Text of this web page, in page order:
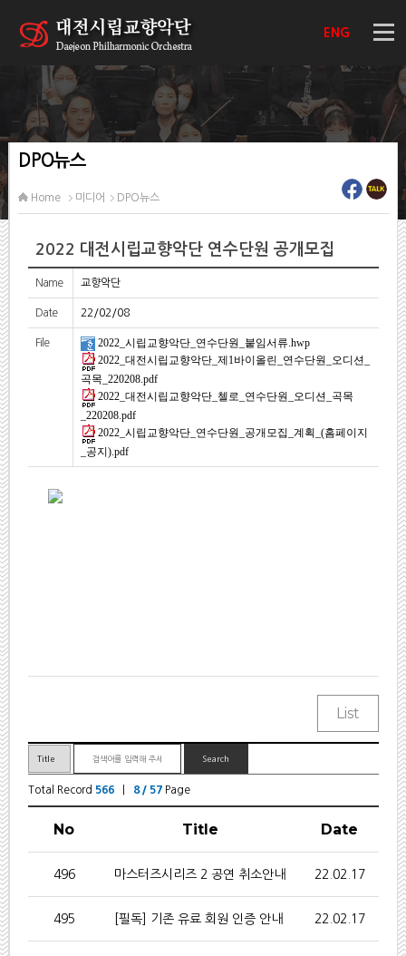
ENG
DPO뉴스
Home 미디어 DPO뉴스
2022 대전시립교향악단 연수단원 공개모집
Name 교향악단
Date 22/02/08
File
2022_시립교향악단_연수단원_붙임서류.hwp
2022_대전시립교향악단_제1바이올린_연수단원_오디션_
곡목_220208.pdf
2022_대전시립교향악단_첼로_연수단원_오디션_곡목
_220208.pdf
2022_시립교향악단_연수단원_공개모집_계획_(홈페이지
_공지).pdf
Total Record 566| 8 / 57Page
No Title Date
496 마스터즈시리즈 2 공연 취소안내 22.02.17
495 [필독] 기존 유료 회원 인증 안내 22.02.17